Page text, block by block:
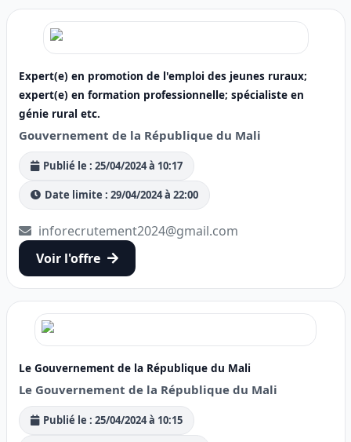
Expert(e) en promotion de l'emploi des jeunes ruraux;
expert(e) en formation professionnelle; spécialiste en
génie rural etc.
Gouvernement de la République du Mali
Publié le : 25/04/2024 à 10:17
Date limite : 29/04/2024 à 22:00
inforecrutement2024@gmail.com
Voir l'offre
Le Gouvernement de la République du Mali
Le Gouvernement de la République du Mali
Publié le : 25/04/2024 à 10:15